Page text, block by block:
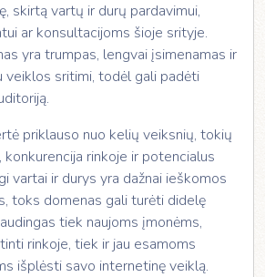
skirtą vartų ir durų pardavimui,
ar konsultacijoms šioje srityje.
yra trumpas, lengvai įsimenamas ir
veiklos sritimi, todėl gali padėti
priklauso nuo kelių veiksnių, tokių
konkurencija rinkoje ir potencialus
vartai ir durys yra dažnai ieškomos
toks domenas gali turėti didelę
tiek naujoms įmonėms,
rinkoje, tiek ir jau esamoms
išplėsti savo internetinę veiklą.